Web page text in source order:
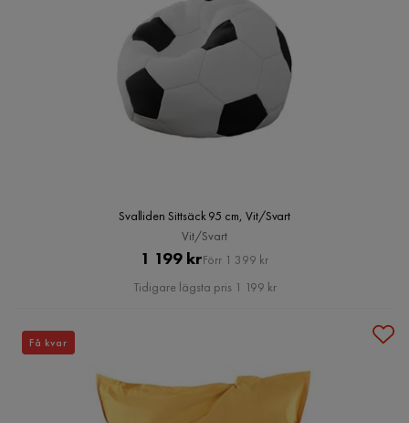
Svalliden Sittsäck 95 cm, Vit/Svart
Vit/Svart
Pris
1 199 krOriginal
Pris
Förr 1 399 kr
Tidigare lägsta pris 1 199 kr
Få kvar